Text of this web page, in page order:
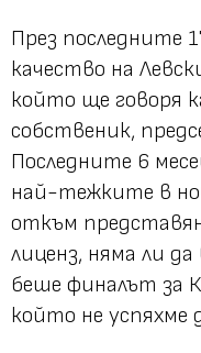
През последните
качество на
който ще говоря
собственик,
Последните 6
най-тежките в
откъм
лиценз, няма ли
беше финалът за
който не успяхме